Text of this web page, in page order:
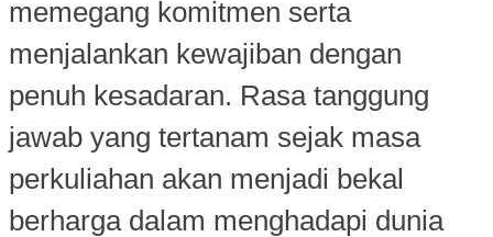
memegang komitmen serta
menjalankan kewajiban dengan
penuh kesadaran. Rasa tanggung
jawab yang tertanam sejak masa
perkuliahan akan menjadi bekal
berharga dalam menghadapi dunia